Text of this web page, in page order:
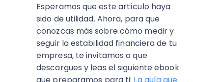
Esperamos que este artículo haya
sido de utilidad. Ahora, para que
conozcas más sobre cómo medir y
seguir la estabilidad financiera de tu
empresa, te invitamos a que
descargues y leas el siguiente ebook
que preparamos para ti: La guía que